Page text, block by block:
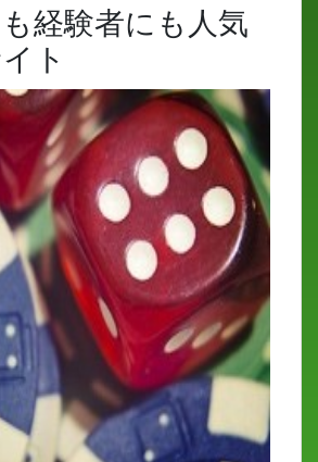
経験者にも人気
ト